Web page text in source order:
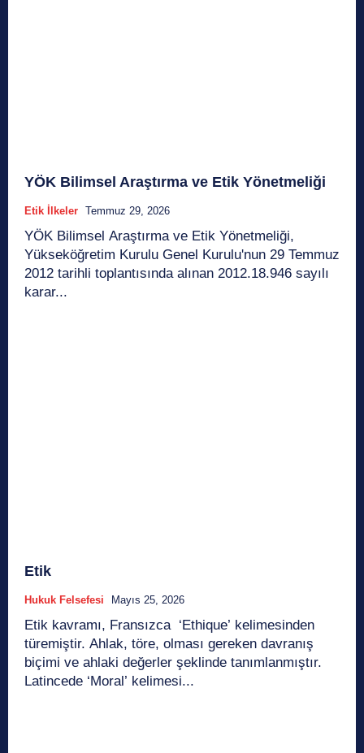
YÖK Bilimsel Araştırma ve Etik Yönetmeliği
Etik İlkeler Temmuz 29, 2026
YÖK Bilimsel Araştırma ve Etik Yönetmeliği,
Yükseköğretim Kurulu Genel Kurulu'nun 29 Temmuz
2012 tarihli toplantısında alınan 2012.18.946 sayılı
karar...
Etik
Hukuk Felsefesi Mayıs 25, 2026
Etik kavramı, Fransızca ‘Ethique’ kelimesinden
türemiştir. Ahlak, töre, olması gereken davranış
biçimi ve ahlaki değerler şeklinde tanımlanmıştır.
Latincede ‘Moral’ kelimesi...